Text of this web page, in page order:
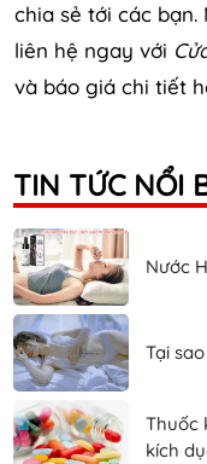
chia sẻ tới các bạn.
liên hệ ngay với
và báo giá chi tiết
TIN TỨC NỔI
Nước
Tại
Thuốc
kích